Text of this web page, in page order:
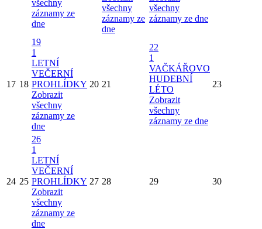
všechny
záznamy ze
dne
všechny
záznamy ze
dne
všechny
záznamy ze dne
17 18
19
1
LETNÍ
VEČERNÍ
PROHLÍDKY
Zobrazit
všechny
záznamy ze
dne
20 21
22
1
VAČKÁŘOVO
HUDEBNÍ
LÉTO
Zobrazit
všechny
záznamy ze dne
23
24 25
26
1
LETNÍ
VEČERNÍ
PROHLÍDKY
Zobrazit
všechny
záznamy ze
dne
27 28 29 30